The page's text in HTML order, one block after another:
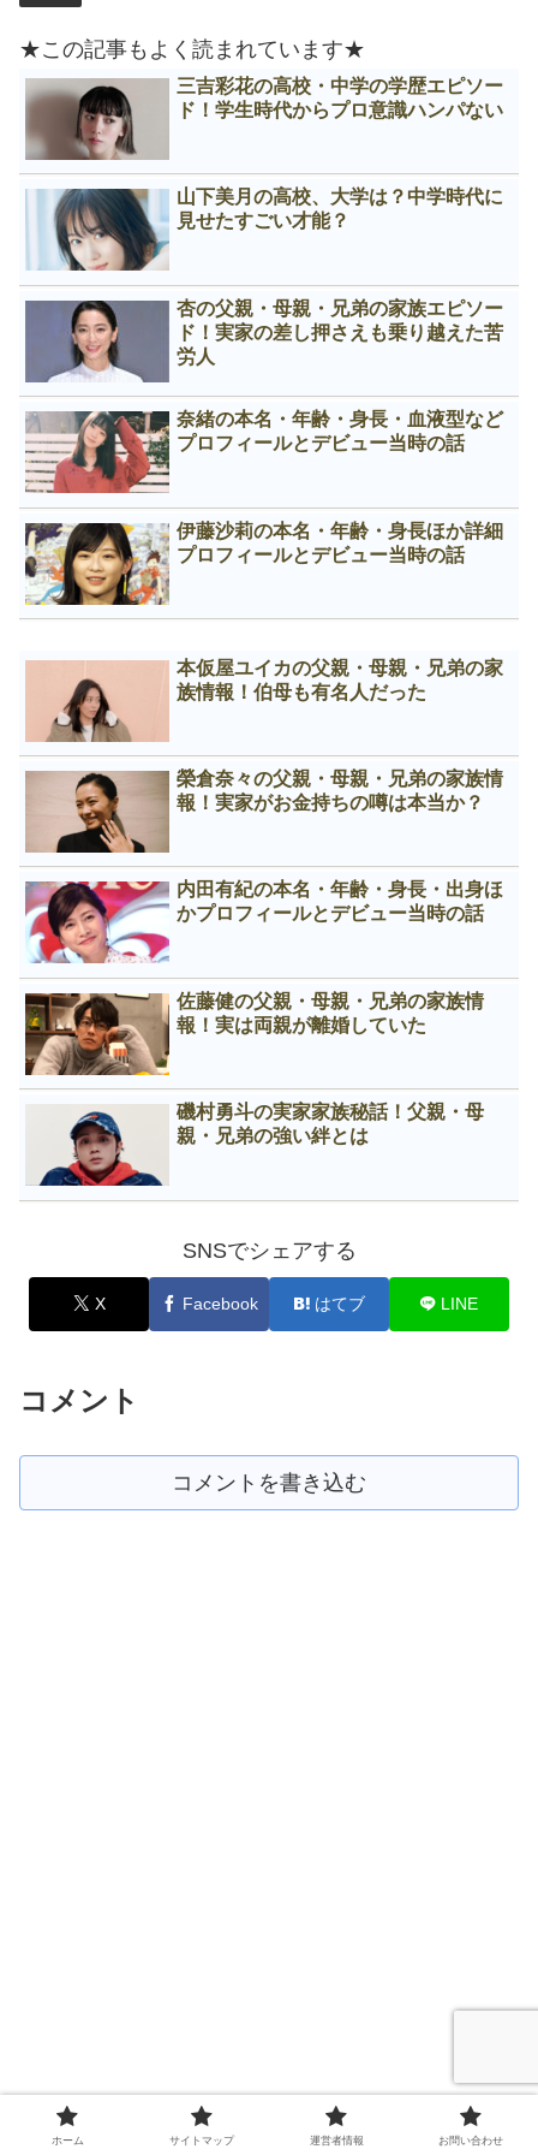
★この記事もよく読まれています★
三吉彩花の高校・中学の学歴エピソー
ド！学生時代からプロ意識ハンパない
山下美月の高校、大学は？中学時代に
見せたすごい才能？
杏の父親・母親・兄弟の家族エピソー
ド！実家の差し押さえも乗り越えた苦
労人
奈緒の本名・年齢・身長・血液型など
プロフィールとデビュー当時の話
伊藤沙莉の本名・年齢・身長ほか詳細
プロフィールとデビュー当時の話
本仮屋ユイカの父親・母親・兄弟の家
族情報！伯母も有名人だった
榮倉奈々の父親・母親・兄弟の家族情
報！実家がお金持ちの噂は本当か？
内田有紀の本名・年齢・身長・出身ほ
かプロフィールとデビュー当時の話
佐藤健の父親・母親・兄弟の家族情
報！実は両親が離婚していた
磯村勇斗の実家家族秘話！父親・母
親・兄弟の強い絆とは
SNSでシェアする
X Facebook はてブ LINE
コメント
コメントを書き込む
ホーム サイトマップ 運営者情報 お問い合わせ